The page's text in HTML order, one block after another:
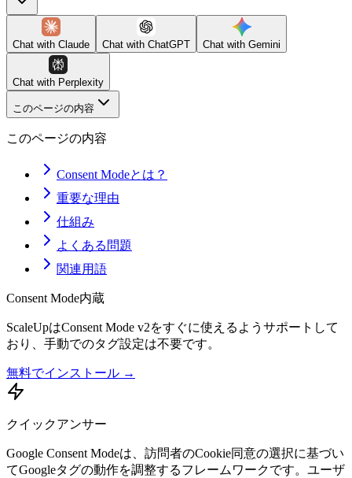
Chat with Claude Chat with ChatGPT Chat with Gemini
Chat with Perplexity
このページの内容
このページの内容
Consent Modeとは？
重要な理由
仕組み
よくある問題
関連用語
Consent Mode内蔵
ScaleUpはConsent Mode v2をすぐに使えるようサポートして
おり、手動でのタグ設定は不要です。
無料でインストール →
クイックアンサー
Google Consent Modeは、訪問者のCookie同意の選択に基づい
てGoogleタグの動作を調整するフレームワークです。ユーザ